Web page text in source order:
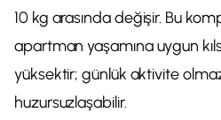
10 kg arasında değişir. Bu
apartman yaşamına uygun
yüksektir; günlük aktivite
huzursuzlaşabilir.